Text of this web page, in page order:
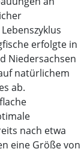
erfolgte in
Niedersachsen
natürlichem
ab.
nach etwa
eine Größe von